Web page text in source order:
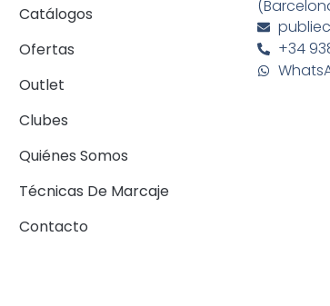
Catálogos
Ofertas
Outlet
Clubes
Quiénes Somos
Técnicas De Marcaje
Contacto
+34